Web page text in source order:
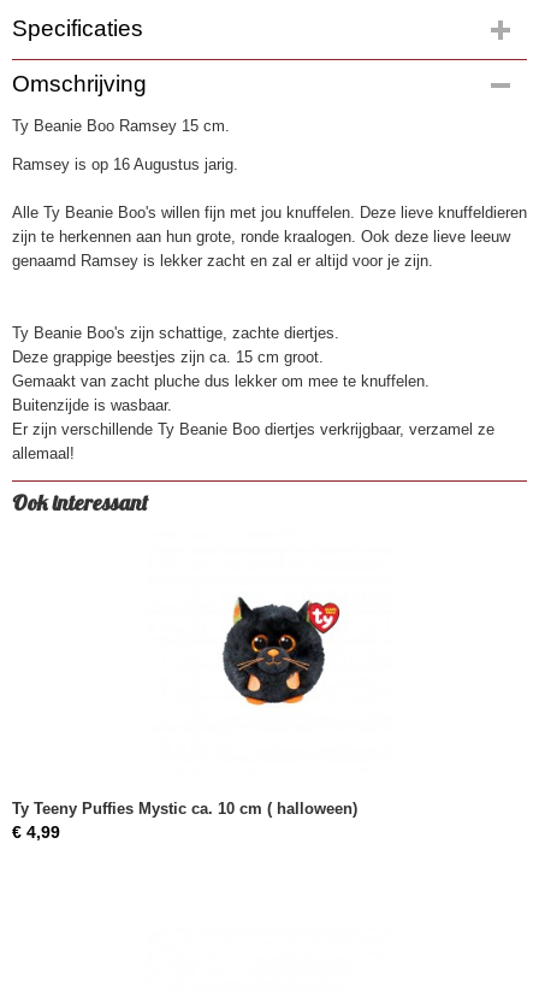
Specificaties
Productcode
2298-71
EAN code
Omschrijving
Ty Beanie Boo Ramsey 15 cm.
Ramsey is op 16 Augustus jarig.
Alle Ty Beanie Boo's willen fijn met jou knuffelen. Deze lieve knuffeldieren
zijn te herkennen aan hun grote, ronde kraalogen. Ook deze lieve leeuw
genaamd Ramsey is lekker zacht en zal er altijd voor je zijn.
Ty Beanie Boo's zijn schattige, zachte diertjes.
Deze grappige beestjes zijn ca. 15 cm groot.
Gemaakt van zacht pluche dus lekker om mee te knuffelen.
Buitenzijde is wasbaar.
Er zijn verschillende Ty Beanie Boo diertjes verkrijgbaar, verzamel ze
allemaal!
Ook interessant
Ty Teeny Puffies Mystic ca. 10 cm ( halloween)
€ 4,99